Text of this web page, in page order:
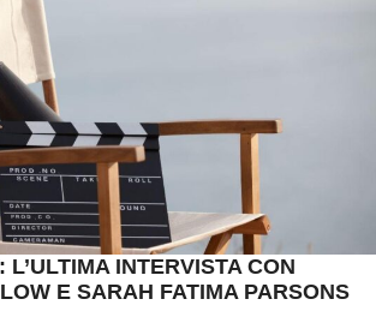
L’ULTIMA INTERVISTA CON
E SARAH FATIMA PARSONS